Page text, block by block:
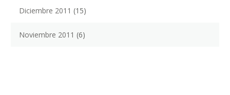
Diciembre 2011 (15)
Noviembre 2011 (6)